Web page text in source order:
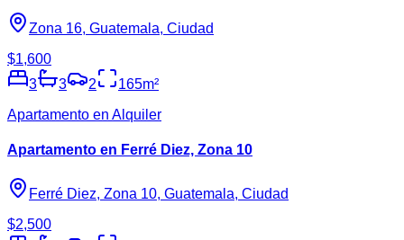
Zona 16, Guatemala, Ciudad
$1,600
3
3 2 165m²
Apartamento en Alquiler
Apartamento en Ferré Diez, Zona 10
Ferré Diez, Zona 10, Guatemala, Ciudad
$2,500